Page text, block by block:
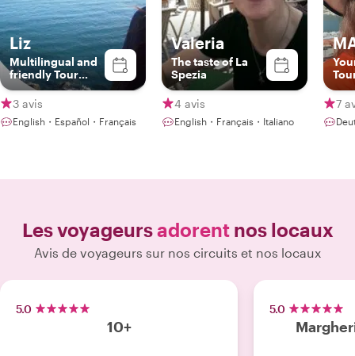
Liz
Multilingual and
friendly Tour
Guide
3 avis
English・Español・Français
Valeria
The taste of La
Spezia
4 avis
English・Français・Italiano
7
Les voyageursadorentnos locaux
Avis de voyageurs sur nos circuits et nos locaux
5.0
10+
5.0